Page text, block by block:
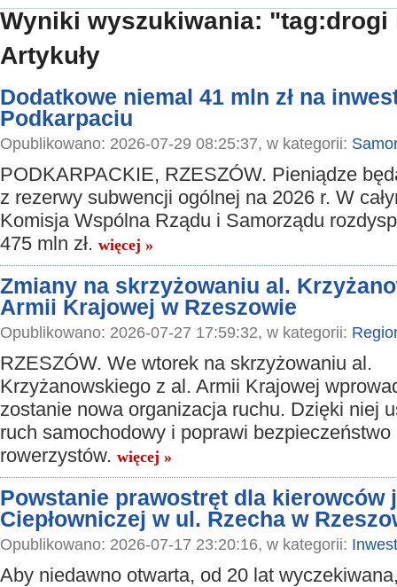
Wyniki wyszukiwania: "tag:drogi
Artykuły
Dodatkowe niemal 41 mln zł na
Podkarpaciu
Opublikowano: 2026-07-29 08:25:37, w kategorii:
PODKARPACKIE, RZESZÓW. Pieniądze
z rezerwy subwencji ogólnej na 2026 r. W
Komisja Wspólna Rządu i Samorządu
475 mln zł. więcej »
Zmiany na skrzyżowaniu al.
Armii Krajowej w Rzeszowie
Opublikowano: 2026-07-27 17:59:32, w kategorii:
RZESZÓW. We wtorek na skrzyżowaniu al.
Krzyżanowskiego z al. Armii Krajowej
zostanie nowa organizacja ruchu. Dzięki niej
ruch samochodowy i poprawi bezpieczeństwo
rowerzystów. więcej »
Powstanie prawostręt dla kierowców
Ciepłowniczej w ul. Rzecha w
Opublikowano: 2026-07-17 23:20:16, w kategorii:
Aby niedawno otwarta, od 20 lat